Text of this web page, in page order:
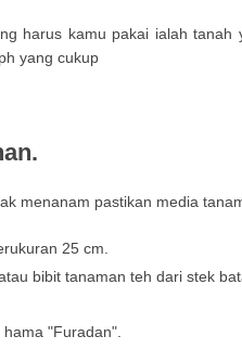
harus kamu pakai ialah
yang cukup
menanam pastikan media
25 cm.
bibit tanaman teh dari stek
"Furadan".